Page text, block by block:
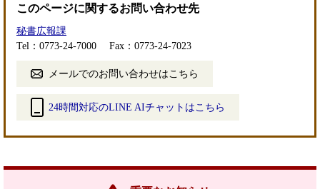
このページに関するお問い合わせ先
秘書広報課
Tel：0773-24-7000
Fax：0773-24-7023
メールでのお問い合わせはこちら
24時間対応のLINE AIチャットはこちら
リ